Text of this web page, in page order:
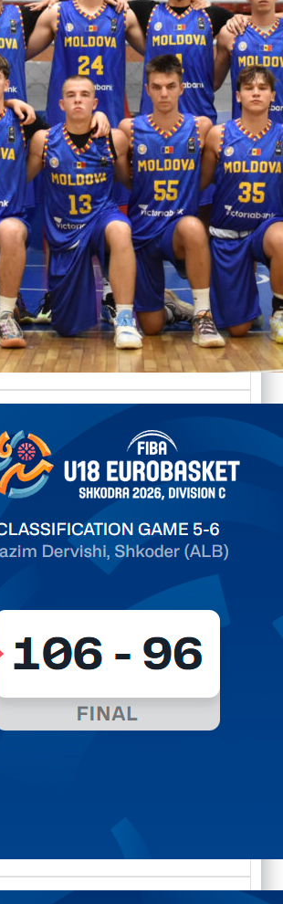
FIBA U18 EuroBasket 2026,
Обзор Статистика Матч сыгран 0